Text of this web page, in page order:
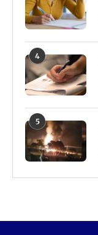
4
5